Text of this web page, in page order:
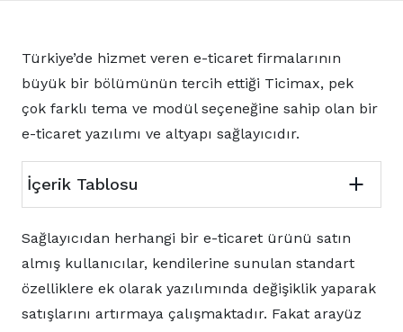
Türkiye’de hizmet veren e-ticaret firmalarının
büyük bir bölümünün tercih ettiği Ticimax, pek
çok farklı tema ve modül seçeneğine sahip olan bir
e-ticaret yazılımı ve altyapı sağlayıcıdır.
İçerik Tablosu
Sağlayıcıdan herhangi bir e-ticaret ürünü satın
almış kullanıcılar, kendilerine sunulan standart
özelliklere ek olarak yazılımında değişiklik yaparak
satışlarını artırmaya çalışmaktadır. Fakat arayüz